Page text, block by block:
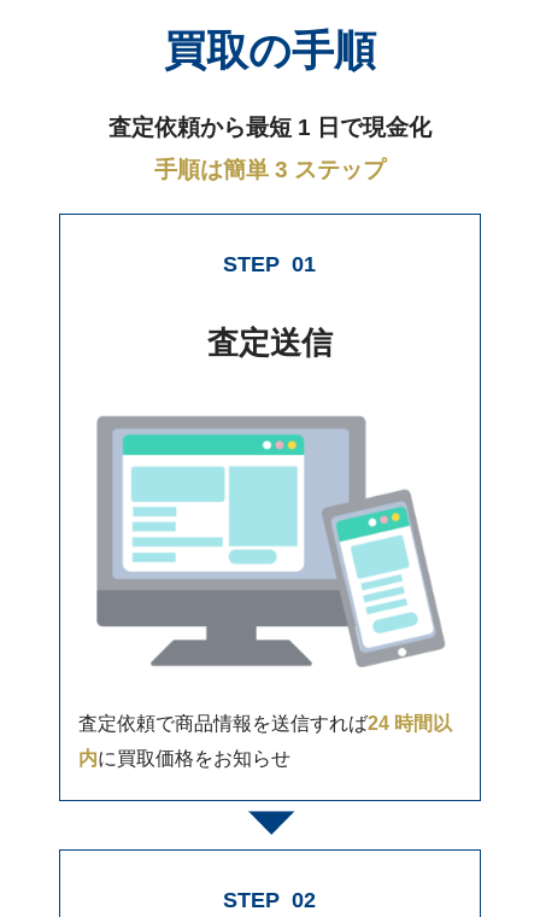
買取の手順
査定依頼から最短 1 日で現金化
手順は簡単 3 ステップ
STEP 01
査定送信
査定依頼で商品情報を送信すれば24 時間以
内に買取価格をお知らせ
STEP 02